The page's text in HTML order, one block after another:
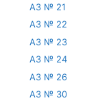
АЗ № 21
АЗ № 22
АЗ № 23
АЗ № 24
АЗ № 26
АЗ № 30